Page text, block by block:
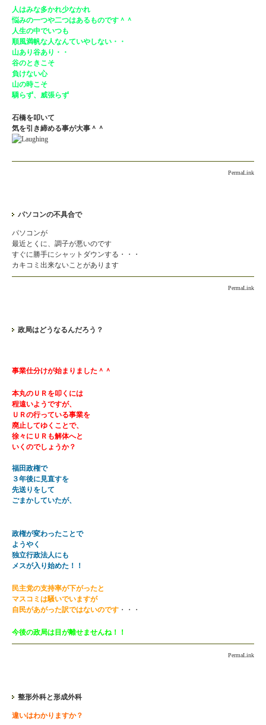
人はみな多かれ少なかれ
悩みの一つや二つはあるものです＾＾
人生の中でいつも
順風満帆な人なんていやしない・・
山あり谷あり・・
谷のときこそ
負けない心
山の時こそ
驕らず、威張らず
石橋を叩いて
気を引き締める事が大事＾＾
PermaLink
パソコンの不具合で
パソコンが
最近とくに、調子が悪いのです
すぐに勝手にシャットダウンする・・・
カキコミ出来ないことがあります
PermaLink
政局はどうなるんだろう？
事業仕分けが始まりました＾＾
本丸のＵＲを叩くには
程遠いようですが、
ＵＲの行っている事業を
廃止してゆくことで、
徐々にＵＲも解体へと
いくのでしょうか？
福田政権で
３年後に見直すを
先送りをして
ごまかしていたが、
政権が変わったことで
ようやく
独立行政法人にも
メスが入り始めた！！
民主党の支持率が下がったと
マスコミは騒いでいますが
自民があがった訳ではないのです ・・・
今後の政局は目が離せませんね！！
PermaLink
整形外科と形成外科
違いはわかりますか？